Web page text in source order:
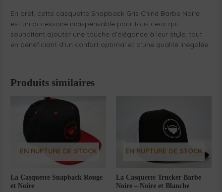
En bref, cette casquette Snapback Gris Chiné Barbe Noire
est un accessoire indispensable pour tous ceux qui
souhaitent ajouter une touche d’élégance à leur style, tout
en bénéficiant d’un confort optimal et d’une qualité inégalée.
Produits similaires
EN RUPTURE DE STOCK
La Casquette Snapback Rouge
et Noire
EN RUPTURE DE STOCK
La Casquette Trucker Barbe
Noire – Noire et Blanche